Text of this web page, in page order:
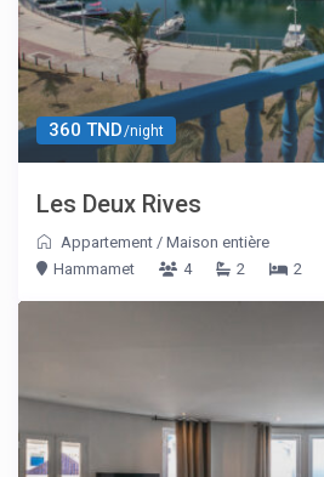
360 TND/night
Les Deux Rives
Appartement /Maison entière
Hammamet
4 2 2